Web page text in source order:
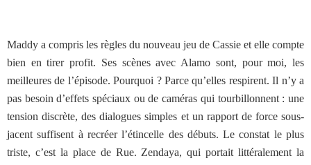
Maddy a compris les règles du nouveau jeu de Cassie et elle compte
bien en tirer profit. Ses scènes avec Alamo sont, pour moi, les
meilleures de l’épisode. Pourquoi ? Parce qu’elles respirent. Il n’y a
pas besoin d’effets spéciaux ou de caméras qui tourbillonnent : une
tension discrète, des dialogues simples et un rapport de force sous-
jacent suffisent à recréer l’étincelle des débuts. Le constat le plus
triste, c’est la place de Rue. Zendaya, qui portait littéralement la